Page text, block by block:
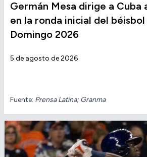
Germán Mesa dirige a Cuba
en la ronda inicial del
Domingo 2026
5 de agosto de 2026
Fuente: Prensa Latina; Granma